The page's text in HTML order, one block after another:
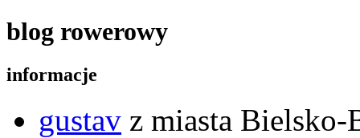
blog rowerowy
informacje
gustav z miasta Bielsko-